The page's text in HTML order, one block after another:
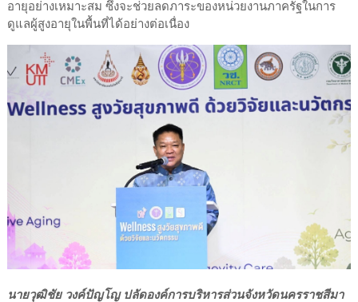
อายุอย่างเหมาะสม ซึ่งจะช่วยลดภาระของหน่วยงานภาครัฐในการ
ดูแลผู้สูงอายุในพื้นที่ได้อย่างต่อเนื่อง
นายวุฒิชัย วงค์ปัญโญ ปลัดองค์การบริหารส่วนจังหวัดนครราชสีมา